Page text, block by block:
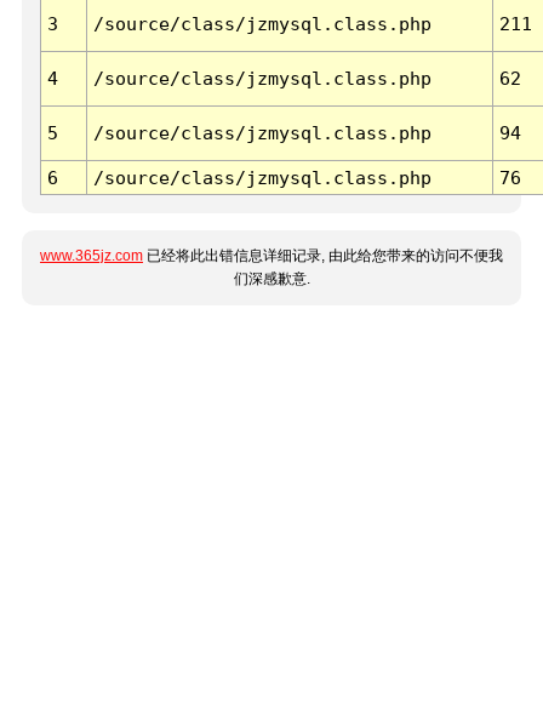
3 /source/class/jzmysql.class.php 211
4 /source/class/jzmysql.class.php 62
5 /source/class/jzmysql.class.php 94
6 /source/class/jzmysql.class.php 76
www.365jz.com 已经将此出错信息详细记录, 由此给您带来的访问不便我
们深感歉意.